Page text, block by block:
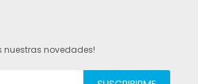
nuestras novedades!